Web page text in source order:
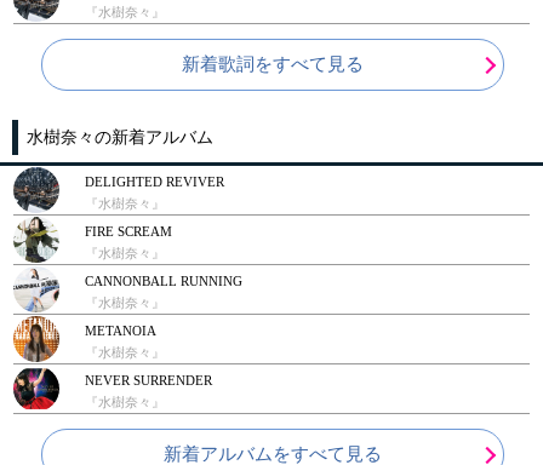
『水樹奈々』
新着歌詞をすべて見る
水樹奈々の新着アルバム
DELIGHTED REVIVER
『水樹奈々』
FIRE SCREAM
『水樹奈々』
CANNONBALL RUNNING
『水樹奈々』
METANOIA
『水樹奈々』
NEVER SURRENDER
『水樹奈々』
新着アルバムをすべて見る